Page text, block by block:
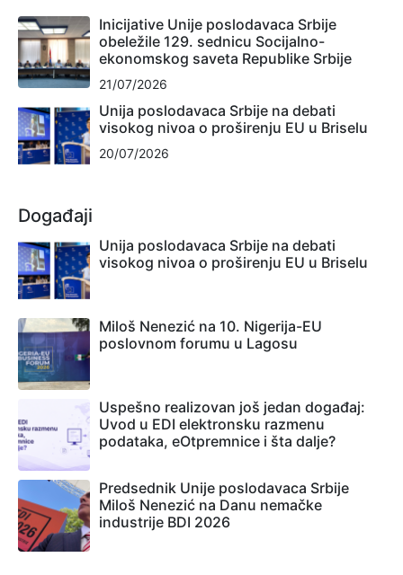
Inicijative Unije poslodavaca Srbije
obeležile 129. sednicu Socijalno-
ekonomskog saveta Republike Srbije
21/07/2026
Unija poslodavaca Srbije na debati
visokog nivoa o proširenju EU u Briselu
20/07/2026
Događaji
Unija poslodavaca Srbije na debati
visokog nivoa o proširenju EU u Briselu
Miloš Nenezić na 10. Nigerija-EU
poslovnom forumu u Lagosu
Uspešno realizovan još jedan događaj:
Uvod u EDI elektronsku razmenu
podataka, eOtpremnice i šta dalje?
Predsednik Unije poslodavaca Srbije
Miloš Nenezić na Danu nemačke
industrije BDI 2026